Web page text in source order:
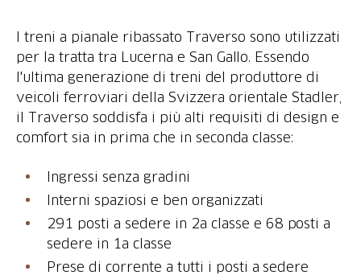
I treni a pianale ribassato Traverso sono utilizzati
per la tratta tra Lucerna e San Gallo. Essendo
l'ultima generazione di treni del produttore di
veicoli ferroviari della Svizzera orientale Stadler,
il Traverso soddisfa i più alti requisiti di design e
comfort sia in prima che in seconda classe:
Ingressi senza gradini
Interni spaziosi e ben organizzati
291 posti a sedere in 2a classe e 68 posti a
sedere in 1a classe
Prese di corrente a tutti i posti a sedere